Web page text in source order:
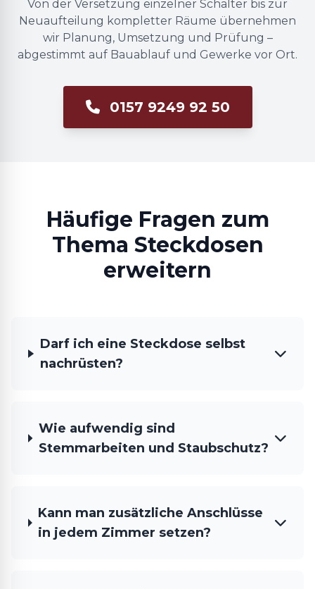
Von der Versetzung einzelner Schalter bis zur
Neuaufteilung kompletter Räume übernehmen
wir Planung, Umsetzung und Prüfung –
abgestimmt auf Bauablauf und Gewerke vor Ort.
0157 9249 92 50
Häufige Fragen zum
Thema Steckdosen
erweitern
Darf ich eine Steckdose selbst
nachrüsten?
Wie aufwendig sind
Stemmarbeiten und Staubschutz?
Kann man zusätzliche Anschlüsse
in jedem Zimmer setzen?